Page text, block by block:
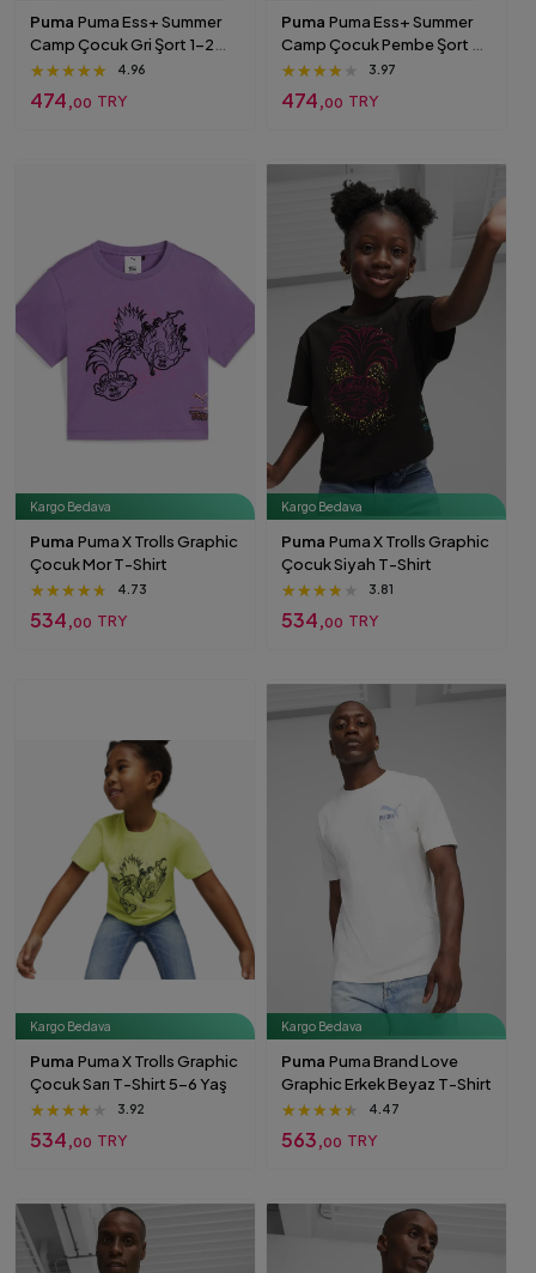
Puma Puma Ess+ Summer
Camp Çocuk Gri Şort 1-2
Yaş
★★★★★
★★★★★
★★★★★ 4.96
474,00 TRY
Puma Puma Ess+ Summer
Camp Çocuk Pembe Şort 7-
8 Yaş
★★★★★
★★★★★
★★★★★ 3.97
474,00 TRY
Kargo Bedava
Puma Puma X Trolls Graphic
Çocuk Mor T-Shirt
★★★★★
★★★★★
★★★★★ 4.73
534,00 TRY
Kargo Bedava
Puma Puma X Trolls Graphic
Çocuk Siyah T-Shirt
★★★★★
★★★★★
★★★★★ 3.81
534,00 TRY
Kargo Bedava
Puma Puma X Trolls Graphic
Çocuk Sarı T-Shirt 5-6 Yaş
★★★★★
★★★★★
★★★★★ 3.92
534,00 TRY
Kargo Bedava
Puma Puma Brand Love
Graphic Erkek Beyaz T-Shirt
★★★★★
★★★★★
★★★★★ 4.47
563,00 TRY